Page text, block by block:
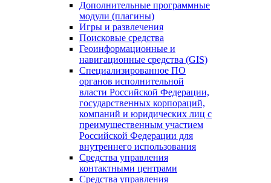
Дополнительные программные
модули (плагины)
Игры и развлечения
Поисковые средства
Геоинформационные и
навигационные средства (GIS)
Специализированное ПО
органов исполнительной
власти Российской Федерации,
государственных корпораций,
компаний и юридических лиц с
преимущественным участием
Российской Федерации для
внутреннего использования
Средства управления
контактными центрами
Средства управления